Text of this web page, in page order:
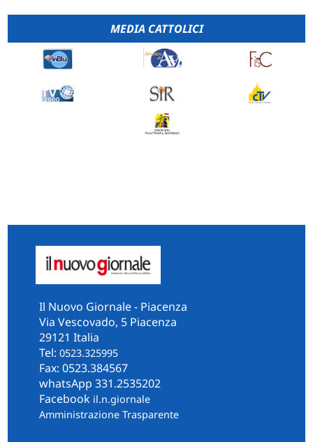
MEDIA CATTOLICI
Il Nuovo Giornale - Piacenza
Via Vescovado, 5 Piacenza
29121 Italia
Tel: 0523.325995
Fax: 0523.384567
whatsApp 331.2535202
Facebook il.n.giornale
Amministrazione Trasparente